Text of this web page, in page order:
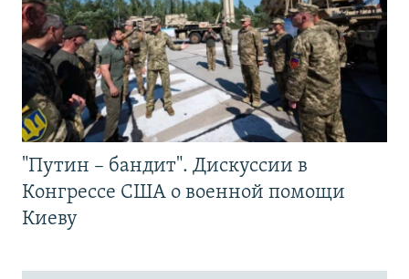
"Путин – бандит". Дискуссии в
Конгрессе США о военной помощи
Киеву